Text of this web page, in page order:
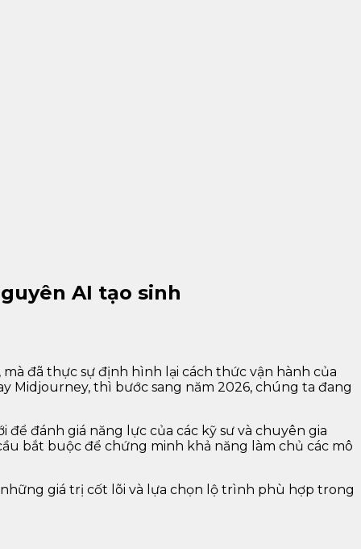
AI tạo sinh
đã thực sự định hình lại cách thức vận hành của
Midjourney, thì bước sang năm 2026, chúng ta đang
đánh giá năng lực của các kỹ sư và chuyên gia
bắt buộc để chứng minh khả năng làm chủ các mô
giá trị cốt lõi và lựa chọn lộ trình phù hợp trong